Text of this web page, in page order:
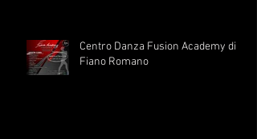
Centro Danza Fusion Academy di
Fiano Romano